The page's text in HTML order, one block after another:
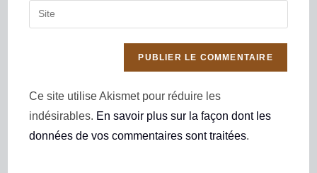
Ce site utilise Akismet pour réduire les
indésirables. En savoir plus sur la façon dont les
données de vos commentaires sont traitées.